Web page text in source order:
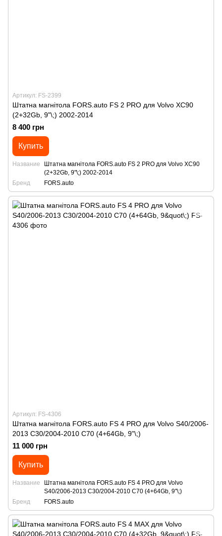
Артикул: FS-2399
Штатна магнітола FORS.auto FS 2 PRO для Volvo XC90
(2+32Gb, 9"\;) 2002-2014
8 400 грн
Купить
Название
Штатна магнітола FORS.auto FS 2 PRO для Volvo XC90
(2+32Gb, 9"\;) 2002-2014
Бренд
FORS.auto
Артикул: FS-4306
Штатна магнітола FORS.auto FS 4 PRO для Volvo S40/2006-
2013 C30/2004-2010 C70 (4+64Gb, 9"\;)
11 000 грн
Купить
Название
Штатна магнітола FORS.auto FS 4 PRO для Volvo
S40/2006-2013 C30/2004-2010 C70 (4+64Gb, 9"\;)
Бренд
FORS.auto